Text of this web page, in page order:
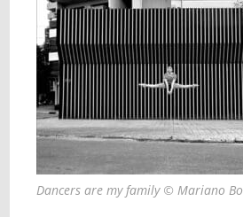
Dancers are my family © Mariano